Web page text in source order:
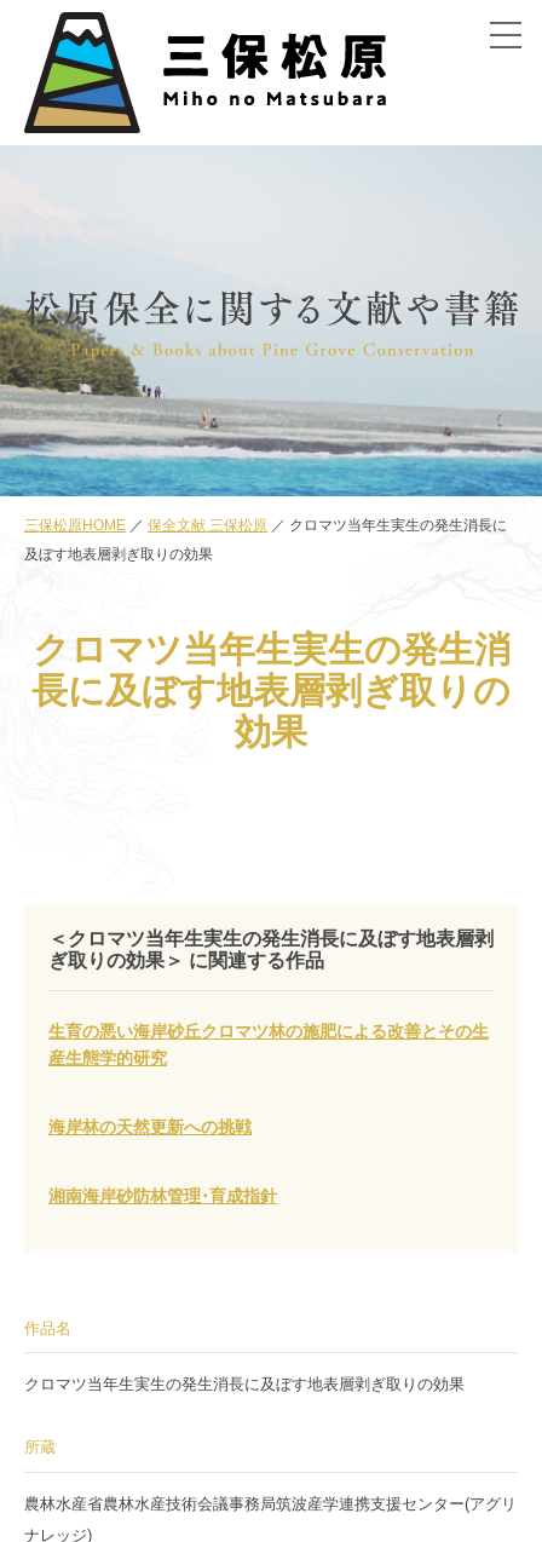
menu
三保松原HOME 保全文献 三保松原
クロマツ当年生実生の発生消長に
及ぼす地表層剥ぎ取りの効果
クロマツ当年生実生の発生消
長に及ぼす地表層剥ぎ取りの
効果
＜クロマツ当年生実生の発生消長に及ぼす地表層剥
ぎ取りの効果＞ に関連する作品
生育の悪い海岸砂丘クロマツ林の施肥による改善とその生
産生態学的研究
海岸林の天然更新への挑戦
湘南海岸砂防林管理･育成指針
作品名
クロマツ当年生実生の発生消長に及ぼす地表層剥ぎ取りの効果
所蔵
農林水産省農林水産技術会議事務局筑波産学連携支援センター(アグリ
ナレッジ)